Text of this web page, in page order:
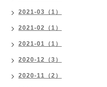
2021-03（1）
2021-02（1）
2021-01（1）
2020-12（3）
2020-11（2）